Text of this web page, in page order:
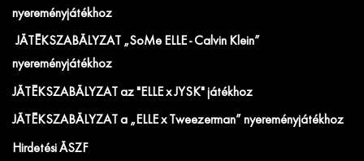
nyereményjátékhoz
JÁTÉKSZABÁLYZAT „SoMe ELLE - Calvin Klein”
nyereményjátékhoz
JÁTÉKSZABÁLYZAT az "ELLE x JYSK" játékhoz
JÁTÉKSZABÁLYZAT a „ELLE x Tweezerman” nyereményjátékhoz
Hirdetési ÁSZF